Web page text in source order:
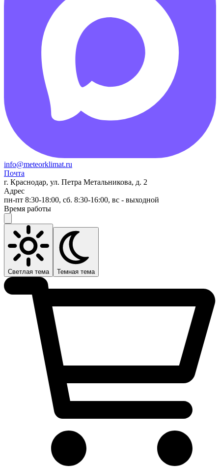
info@meteorklimat.ru
Почта
г. Краснодар, ул. Петра Метальникова, д. 2
Адрес
пн-пт 8:30-18:00, сб. 8:30-16:00, вс - выходной
Время работы
Светлая тема Темная тема